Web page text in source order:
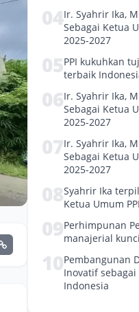
04Ir. Syahrir Ika,
Sebagai Ketua
2025-2027
05PPI kukuhkan
terbaik
06Ir. Syahrir Ika,
Sebagai Ketua
2025-2027
07Ir. Syahrir Ika,
Sebagai Ketua
2025-2027
08Syahrir Ika
Ketua Umum
09Perhimpunan
manajerial
10Pembangunan
Inovatif
Indonesia